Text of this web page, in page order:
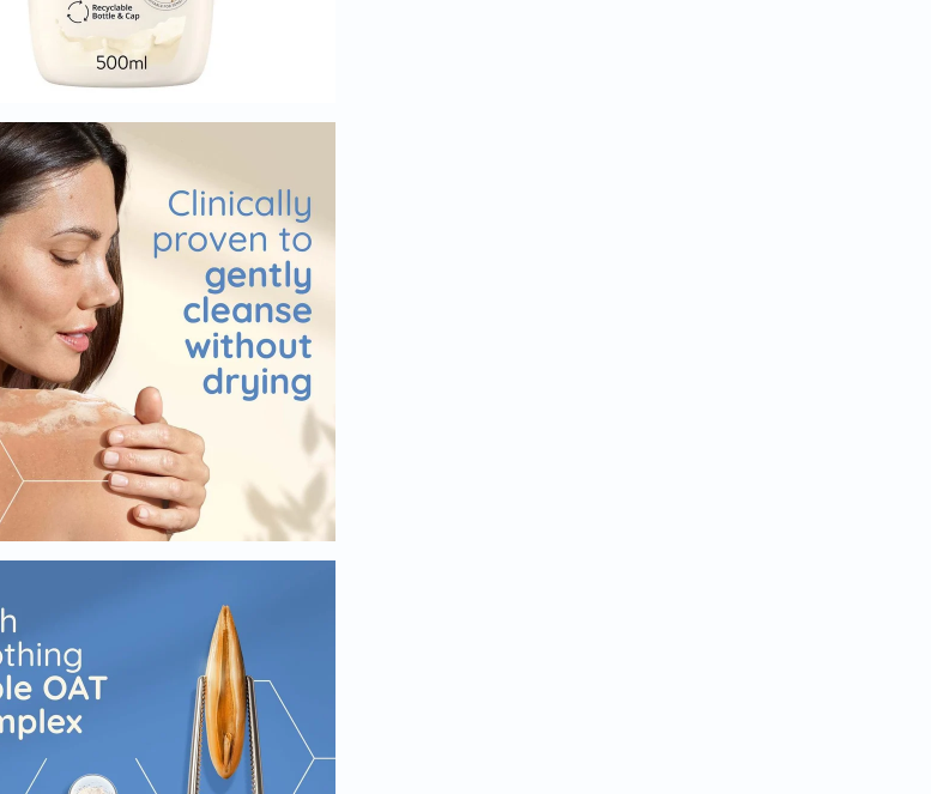
دعم
الكلى
البولية
دعم
الكبد
صحة
البروستاتا
الفيتامينات
مالتي
فيتامين
فيتامين
أ
فيتامين
ب
فيتامين
ج
فيتامين
المعادن
الحديد